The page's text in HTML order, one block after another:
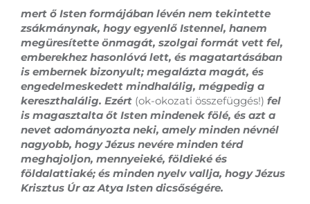
mert ő Isten formájában lévén nem tekintette
zsákmánynak, hogy egyenlő Istennel, hanem
megüresítette önmagát, szolgai formát vett fel,
emberekhez hasonlóvá lett, és magatartásában
is embernek bizonyult; megalázta magát, és
engedelmeskedett mindhalálig, mégpedig a
kereszthalálig. Ezért (ok-okozati összefüggés!) fel
is magasztalta őt Isten mindenek fölé, és azt a
nevet adományozta neki, amely minden névnél
nagyobb, hogy Jézus nevére minden térd
meghajoljon, mennyeieké, földieké és
földalattiaké; és minden nyelv vallja, hogy Jézus
Krisztus Úr az Atya Isten dicsőségére.